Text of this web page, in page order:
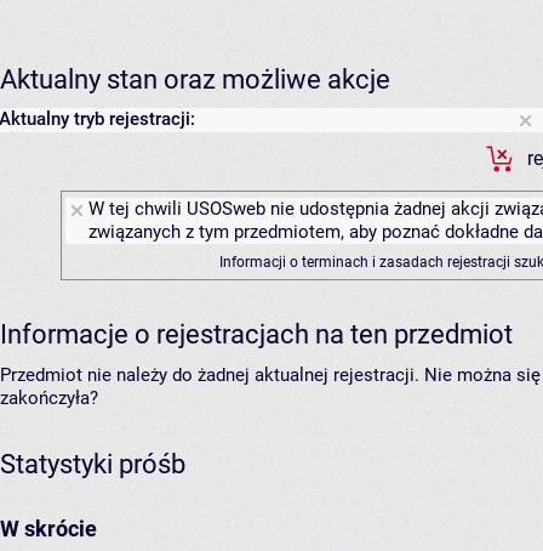
Aktualny stan oraz możliwe akcje
Aktualny tryb rejestracji:
W tej chwili USOSweb nie udostępnia żadnej akcji
związanych z tym przedmiotem, aby poznać dokładne
Informacji o terminach i zasadach rejestracji
Informacje o rejestracjach na ten przedmiot
Przedmiot nie należy do żadnej aktualnej rejestracji. Nie można
zakończyła?
Statystyki próśb
W skrócie